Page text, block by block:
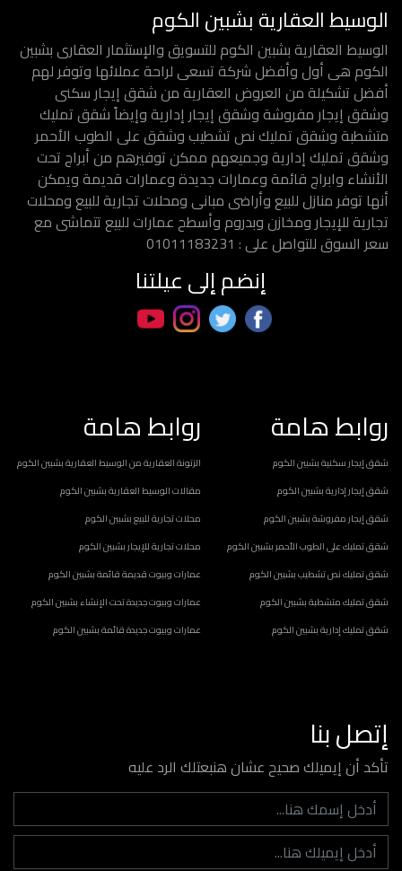
الوسيط العقارية بشبين الكوم
الوسيط العقارية بشبين الكوم للتسويق والإستثمار العقارى بشبين
الكوم هى أول وأفضل شركة تسعى لراحة عملائها وتوفر لهم
أفضل تشكيلة من العروض العقارية من شقق إيجار سكنى
وشقق إيجار مفروشة وشقق إيجار إدارية وإيضاً شقق تمليك
متشطبة وشقق تمليك نص تشطيب وشقق على الطوب الأحمر
وشقق تمليك إدارية وجميعهم ممكن توفيرهم من أبراج تحت
الأنشاء وابراج قائمة وعمارات جديدة وعمارات قديمة ويمكن
أنها توفر منازل للبيع وأراضى مبانى ومحلات تجارية للبيع ومحلات
تجارية للإيجار ومخازن وبدروم وأسطح عمارات للبيع تتماشى مع
سعر السوق للتواصل على : 01011183231
إنضم إلى عيلتنا
روابط هامة
شقق إيجار سكنية بشبين الكوم
شقق إيجار إدارية بشبين الكوم
شقق إيجار مفروشة بشبين الكوم
شقق تمليك على الطوب الأحمر بشبين الكوم
شقق تمليك نص تشطيب بشبين الكوم
شقق تمليك متشطبة بشبين الكوم
شقق تمليك إدارية بشبين الكوم
روابط هامة
الزتونة العقارية من الوسيط العقارية بشبين الكوم
مقالات الوسيط العقارية بشبين الكوم
محلات تجارية للبيع بشبين الكوم
محلات تجارية للإيجار بشبين الكوم
عمارات وبيوت قديمة قائمة بشبين الكوم
عمارات وبيوت جديدة تحت الإنشاء بشبين الكوم
عمارات وبيوت جديدة قائمة بشبين الكوم
إتصل بنا
تأكد أن إيميلك صحيح عشان هنبعتلك الرد عليه